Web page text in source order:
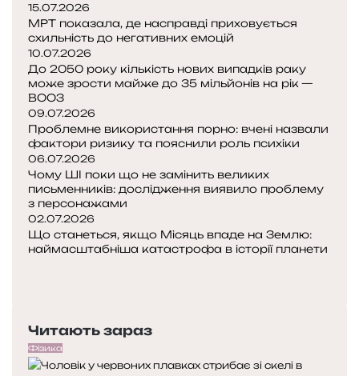
15.07.2026
МРТ показала, де насправді приховується
схильність до негативних емоцій
10.07.2026
До 2050 року кількість нових випадків раку
може зрости майже до 35 мільйонів на рік —
ВООЗ
09.07.2026
Проблемне використання порно: вчені назвали
фактори ризику та пояснили роль психіки
06.07.2026
Чому ШІ поки що не замінить великих
письменників: дослідження виявило проблему
з персонажами
02.07.2026
Що станеться, якщо Місяць впаде на Землю:
наймасштабніша катастрофа в історії планети
Читають зараз
Фізика